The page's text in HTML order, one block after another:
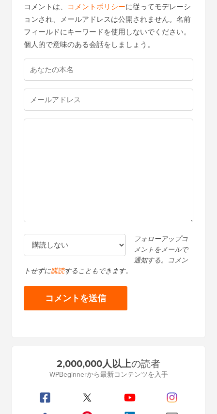
コメントは、 コメントポリシーに従ってモデレーシ
ョンされ、メールアドレスは公開されません。名前
フィールドにキーワードを使用しないでください。
個人的で意味のある会話をしましょう。
フォローアップコ
メントをメールで
通知する。コメン
トせずに購読することもできます。
2,000,000人以上の読者
WPBeginnerから最新コンテンツを入手